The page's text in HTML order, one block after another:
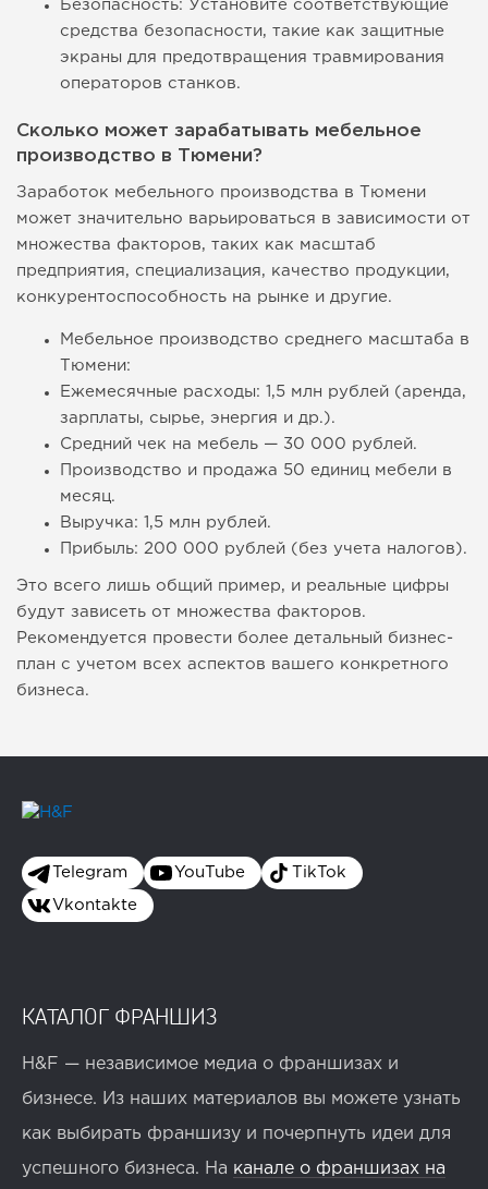
Безопасность: Установите соответствующие
средства безопасности, такие как защитные
экраны для предотвращения травмирования
операторов станков.
Сколько может зарабатывать мебельное
производство в Тюмени?
Заработок мебельного производства в Тюмени
может значительно варьироваться в зависимости от
множества факторов, таких как масштаб
предприятия, специализация, качество продукции,
конкурентоспособность на рынке и другие.
Мебельное производство среднего масштаба в
Тюмени:
Ежемесячные расходы: 1,5 млн рублей (аренда,
зарплаты, сырье, энергия и др.).
Средний чек на мебель — 30 000 рублей.
Производство и продажа 50 единиц мебели в
месяц.
Выручка: 1,5 млн рублей.
Прибыль: 200 000 рублей (без учета налогов).
Это всего лишь общий пример, и реальные цифры
будут зависеть от множества факторов.
Рекомендуется провести более детальный бизнес-
план с учетом всех аспектов вашего конкретного
бизнеса.
Telegram YouTube TikTok
Vkontakte
КАТАЛОГ ФРАНШИЗ
H&F — независимое медиа о франшизах и
бизнесе. Из наших материалов вы можете узнать
как выбирать франшизу и почерпнуть идеи для
успешного бизнеса. На канале о франшизах на